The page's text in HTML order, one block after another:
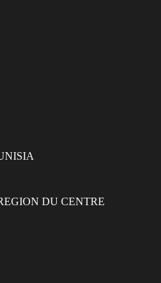
DU CENTRE